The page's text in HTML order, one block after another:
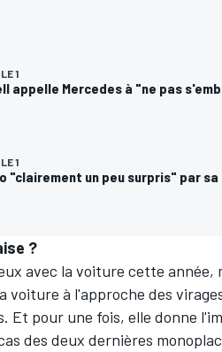
1
appelle Mercedes à "ne pas
1
"clairement un peu surpris" par
?
avec la voiture cette année,
voiture à l'approche des
Et pour une fois, elle donne
des deux dernières